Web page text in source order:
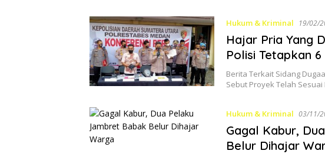
Hukum & Kriminal 19/02/
Hajar Pria Yang
Polisi Tetapkan
Berita Terkait Sidang
Sebut Proyek Telah
Hukum & Kriminal 03/11/
Gagal Kabur,
Belur Dihajar